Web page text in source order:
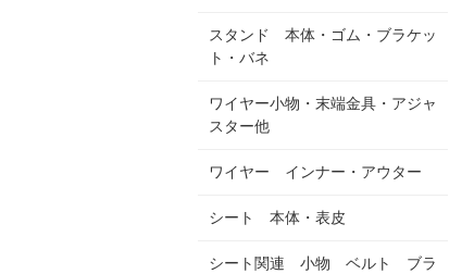
スタンド 本体・ゴム・ブラケッ
ト・バネ
ワイヤー小物・末端金具・アジャ
スター他
ワイヤー インナー・アウター
シート 本体・表皮
シート関連 小物 ベルト ブラ